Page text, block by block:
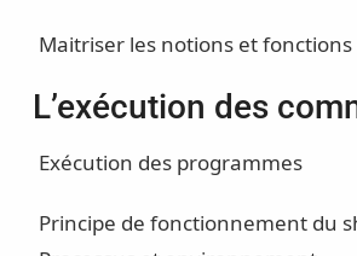
Maitriser les notions et fonctions
L’exécution des
Exécution des programmes
Principe de fonctionnement du